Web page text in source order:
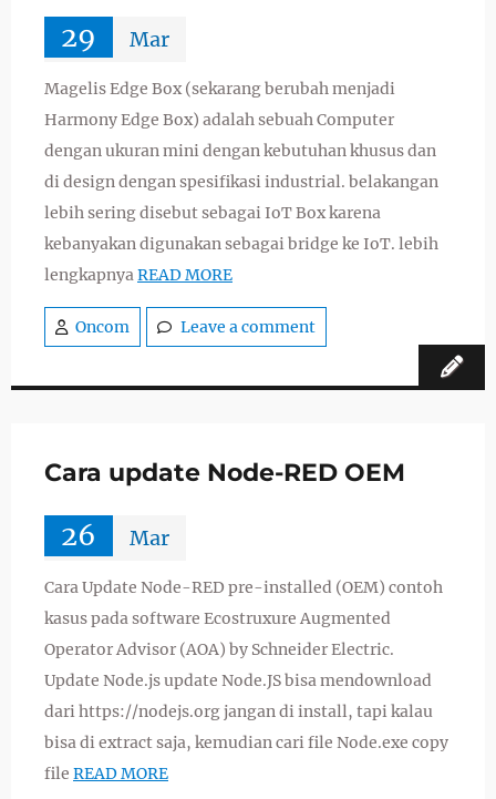
29 Mar
Magelis Edge Box (sekarang berubah menjadi
Harmony Edge Box) adalah sebuah Computer
dengan ukuran mini dengan kebutuhan khusus dan
di design dengan spesifikasi industrial. belakangan
lebih sering disebut sebagai IoT Box karena
kebanyakan digunakan sebagai bridge ke IoT. lebih
lengkapnyaREAD MORE
Oncom Leave a comment
Cara update Node-RED OEM
26 Mar
Cara Update Node-RED pre-installed (OEM) contoh
kasus pada software Ecostruxure Augmented
Operator Advisor (AOA) by Schneider Electric.
Update Node.js update Node.JS bisa mendownload
dari https://nodejs.org jangan di install, tapi kalau
bisa di extract saja, kemudian cari file Node.exe copy
file READ MORE